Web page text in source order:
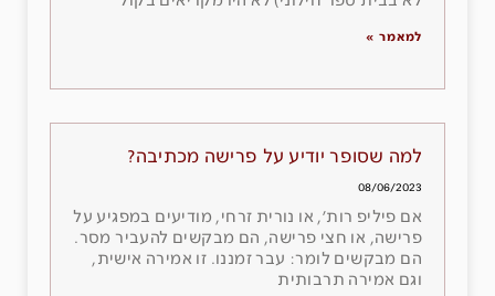
למאמר »
למה שסופר יודיע על פרישה מכתיבה?
08/06/2023
אם פיליפ רות׳, או נורית זרחי, מודיעים במפגיע על
פרישה, או חצי פרישה, הם מבקשים להעביר מסר.
הם מבקשים לומר: עבר זמננו. זו אמירה אישית,
וגם אמירה תרבותית